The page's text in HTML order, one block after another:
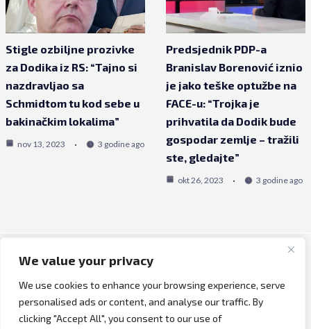
We value your privacy
We use cookies to enhance your browsing experience, serve
personalised ads or content, and analyse our traffic. By
clicking "Accept All", you consent to our use of
Stigle ozbiljne prozivke
za Dodika iz RS: “Tajno si
nazdravljao sa
Schmidtom tu kod sebe u
bakinačkim lokalima”
nov 13, 2023 3 godine ago
Predsjednik PDP-a
Branislav Borenović iznio
je jako teške optužbe na
FACE-u: “Trojka je
prihvatila da Dodik bude
gospodar zemlje – tražili
ste, gledajte”
okt 26, 2023 3 godine ago
Copyright © 2026 Bh Dijaspora.
O nama
Marketing
Uslovi korištenja